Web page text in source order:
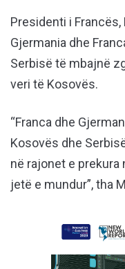
Presidenti i
Gjermania dhe
Serbisë të mbajnë
veri të Kosovës.
“Franca dhe
Kosovës dhe
në rajonet e
jetë e mundur”, tha